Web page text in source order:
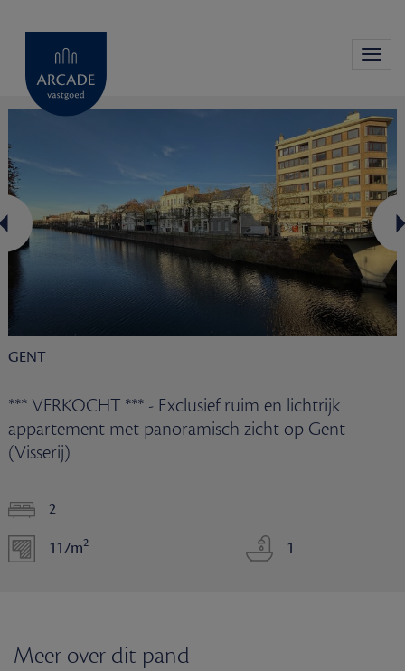
GENT
*** VERKOCHT *** - Exclusief ruim en lichtrijk
appartement met panoramisch zicht op Gent
(Visserij)
2
117m2 1
Meer over dit pand